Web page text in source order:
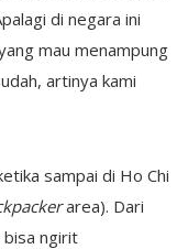
di negara ini
mau menampung
artinya kami
sampai di Ho Chi
area). Dari
bisa ngirit